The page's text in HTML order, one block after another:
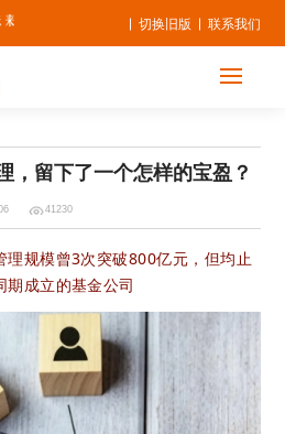
联系我们
切换旧版
，留下了一个怎样的宝盈？
41230
理规模曾3次突破800亿元，但均止
成立的基金公司